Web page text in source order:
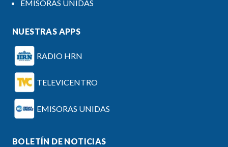
EMISORAS UNIDAS
NUESTRAS APPS
RADIO HRN
TELEVICENTRO
EMISORAS UNIDAS
BOLETÍN DE NOTICIAS